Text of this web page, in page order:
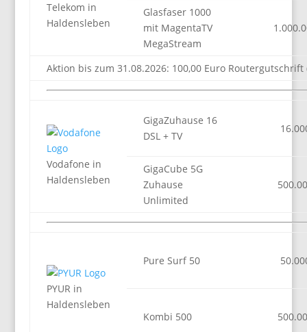
Telekom in
Haldensleben
Glasfaser 1000
mit MagentaTV
MegaStream
Aktion bis zum 31.08.2026: 100,00 Euro
Vodafone in
Haldensleben
GigaZuhause 16
DSL + TV
GigaCube 5G
Zuhause
Unlimited
PYUR in
Haldensleben
Pure Surf 50
Kombi 500